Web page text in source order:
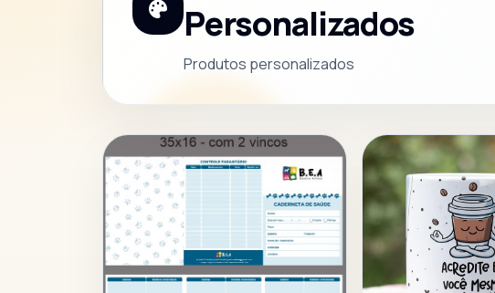
Personalizados
Produtos personalizados